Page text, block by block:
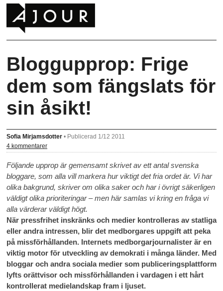
Bloggupprop: Frige
dem som fängslats för
sin åsikt!
Sofia Mirjamsdotter • Publicerad 1/12 2011
4 kommentarer
Följande upprop är gemensamt skrivet av ett antal svenska
bloggare, som alla vill markera hur viktigt det fria ordet är. Vi har
olika bakgrund, skriver om olika saker och har i övrigt säkerligen
väldigt olika prioriteringar – men här samlas vi kring en fråga vi
alla värderar väldigt högt.
När pressfrihet inskränks och medier kontrolleras av statliga
eller andra intressen, blir det medborgares uppgift att peka
på missförhållanden. Internets medborgarjournalister är en
viktig motor för utveckling av demokrati i många länder. Med
bloggar och andra sociala medier som publiceringsplattform
lyfts orättvisor och missförhållanden i vardagen i ett hårt
kontrollerat medielandskap fram i ljuset.